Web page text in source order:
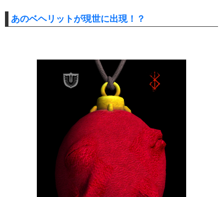
あのベヘリットが現世に出現！？